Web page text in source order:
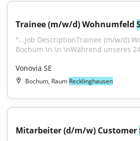
Trainee (m/w/d) Wohnumfeld
"...Job DescriptionTrainee (m/w/d)
Bochum \n \n \nWährend unseres
Vonovia SE
Bochum, Raum Recklinghausen
Mitarbeiter (d/m/w) Customer